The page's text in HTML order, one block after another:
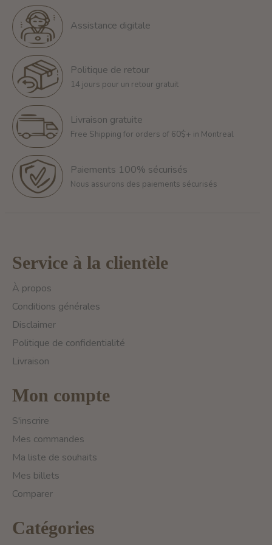
Assistance digitale
Politique de retour
14 jours pour un retour gratuit
Livraison gratuite
Free Shipping for orders of 60$+ in Montreal
Paiements 100% sécurisés
Nous assurons des paiements sécurisés
Service à la clientèle
À propos
Conditions générales
Disclaimer
Politique de confidentialité
Livraison
Mon compte
S'inscrire
Mes commandes
Ma liste de souhaits
Mes billets
Comparer
Catégories